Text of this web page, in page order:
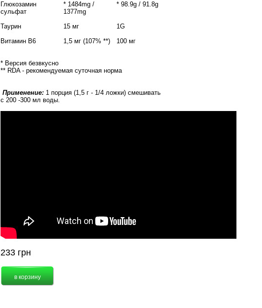
Глюкозамин
сульфат
* 1484mg /
1377mg
* 98.9g / 91.8g
Таурин 15 мг
1G
Витамин B6
1,5 мг (107% **) 100 мг
* Версия безвкусно
** RDA - рекомендуемая суточная норма
Применение: 1 порция (1,5 г - 1/4 ложки) смешивать
с 200 -300 мл воды.
233 грн